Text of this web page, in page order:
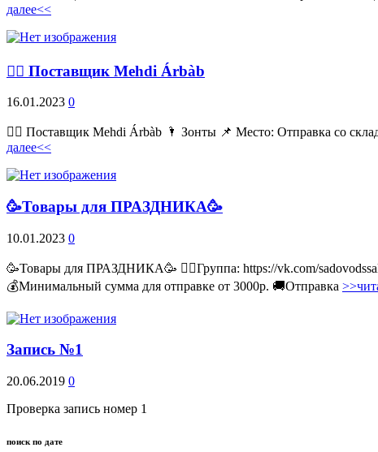
далее<<
💁‍♂ Поставщик Mehdi Árbàb
16.01.2023 0
💁‍♂ Поставщик Mehdi Árbàb 🌂 Зонты 📌 Место: Отправка со
далее<<
🥳Товары для ПРАЗДНИКА🥳
10.01.2023 0
🥳Товары для ПРАЗДНИКА🥳 👉🏻Группа: https://vk.com/
💰Минимальный сумма для отправке от 3000р. 🚚Отправка
Запись №1
20.06.2019 0
Проверка запись номер 1
поиск по дате